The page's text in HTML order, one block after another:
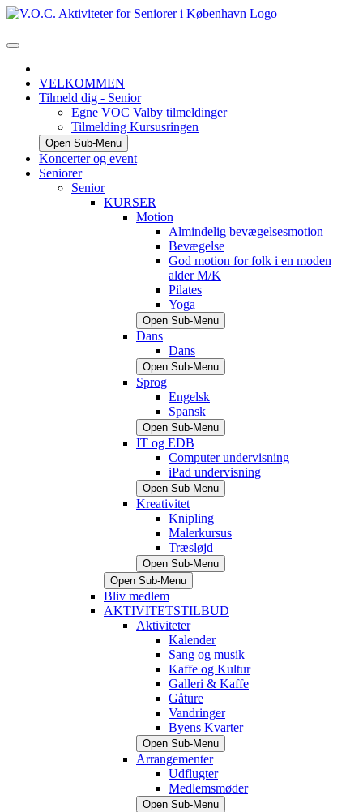
VELKOMMEN
Tilmeld dig - Senior
Egne VOC Valby tilmeldinger
Tilmelding Kursusringen
Open Sub-Menu
Koncerter og event
Seniorer
Senior
KURSER
Motion
Almindelig bevægelsesmotion
Bevægelse
God motion for folk i en moden
alder M/K
Pilates
Yoga
Open Sub-Menu
Dans
Dans
Open Sub-Menu
Sprog
Engelsk
Spansk
Open Sub-Menu
IT og EDB
Computer undervisning
iPad undervisning
Open Sub-Menu
Kreativitet
Knipling
Malerkursus
Træsløjd
Open Sub-Menu
Open Sub-Menu
Bliv medlem
AKTIVITETSTILBUD
Aktiviteter
Kalender
Sang og musik
Kaffe og Kultur
Galleri & Kaffe
Gåture
Vandringer
Byens Kvarter
Open Sub-Menu
Arrangementer
Udflugter
Medlemsmøder
Open Sub-Menu